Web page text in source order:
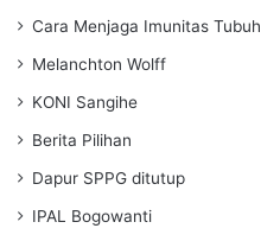
Cara Menjaga Imunitas Tubuh
Melanchton Wolff
KONI Sangihe
Berita Pilihan
Dapur SPPG ditutup
IPAL Bogowanti